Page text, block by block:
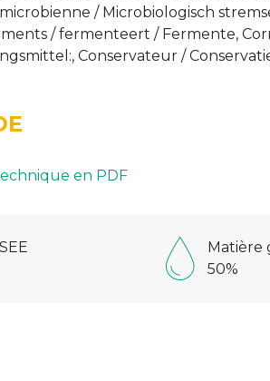
/ Microbiologisch
/ fermenteert / Fermente,
Conservateur /
en PDF
Matière
50%